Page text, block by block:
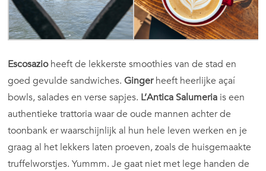
Escosazioheeft de lekkerste smoothies van de stad en
goed gevulde sandwiches.Gingerheeft heerlijke açaí
bowls, salades en verse sapjes. L’Antica Salumeria is een
authentieke trattoria waar de oude mannen achter de
toonbank er waarschijnlijk al hun hele leven werken en je
graag al het lekkers laten proeven, zoals de huisgemaakte
truffelworstjes. Yummm. Je gaat niet met lege handen de